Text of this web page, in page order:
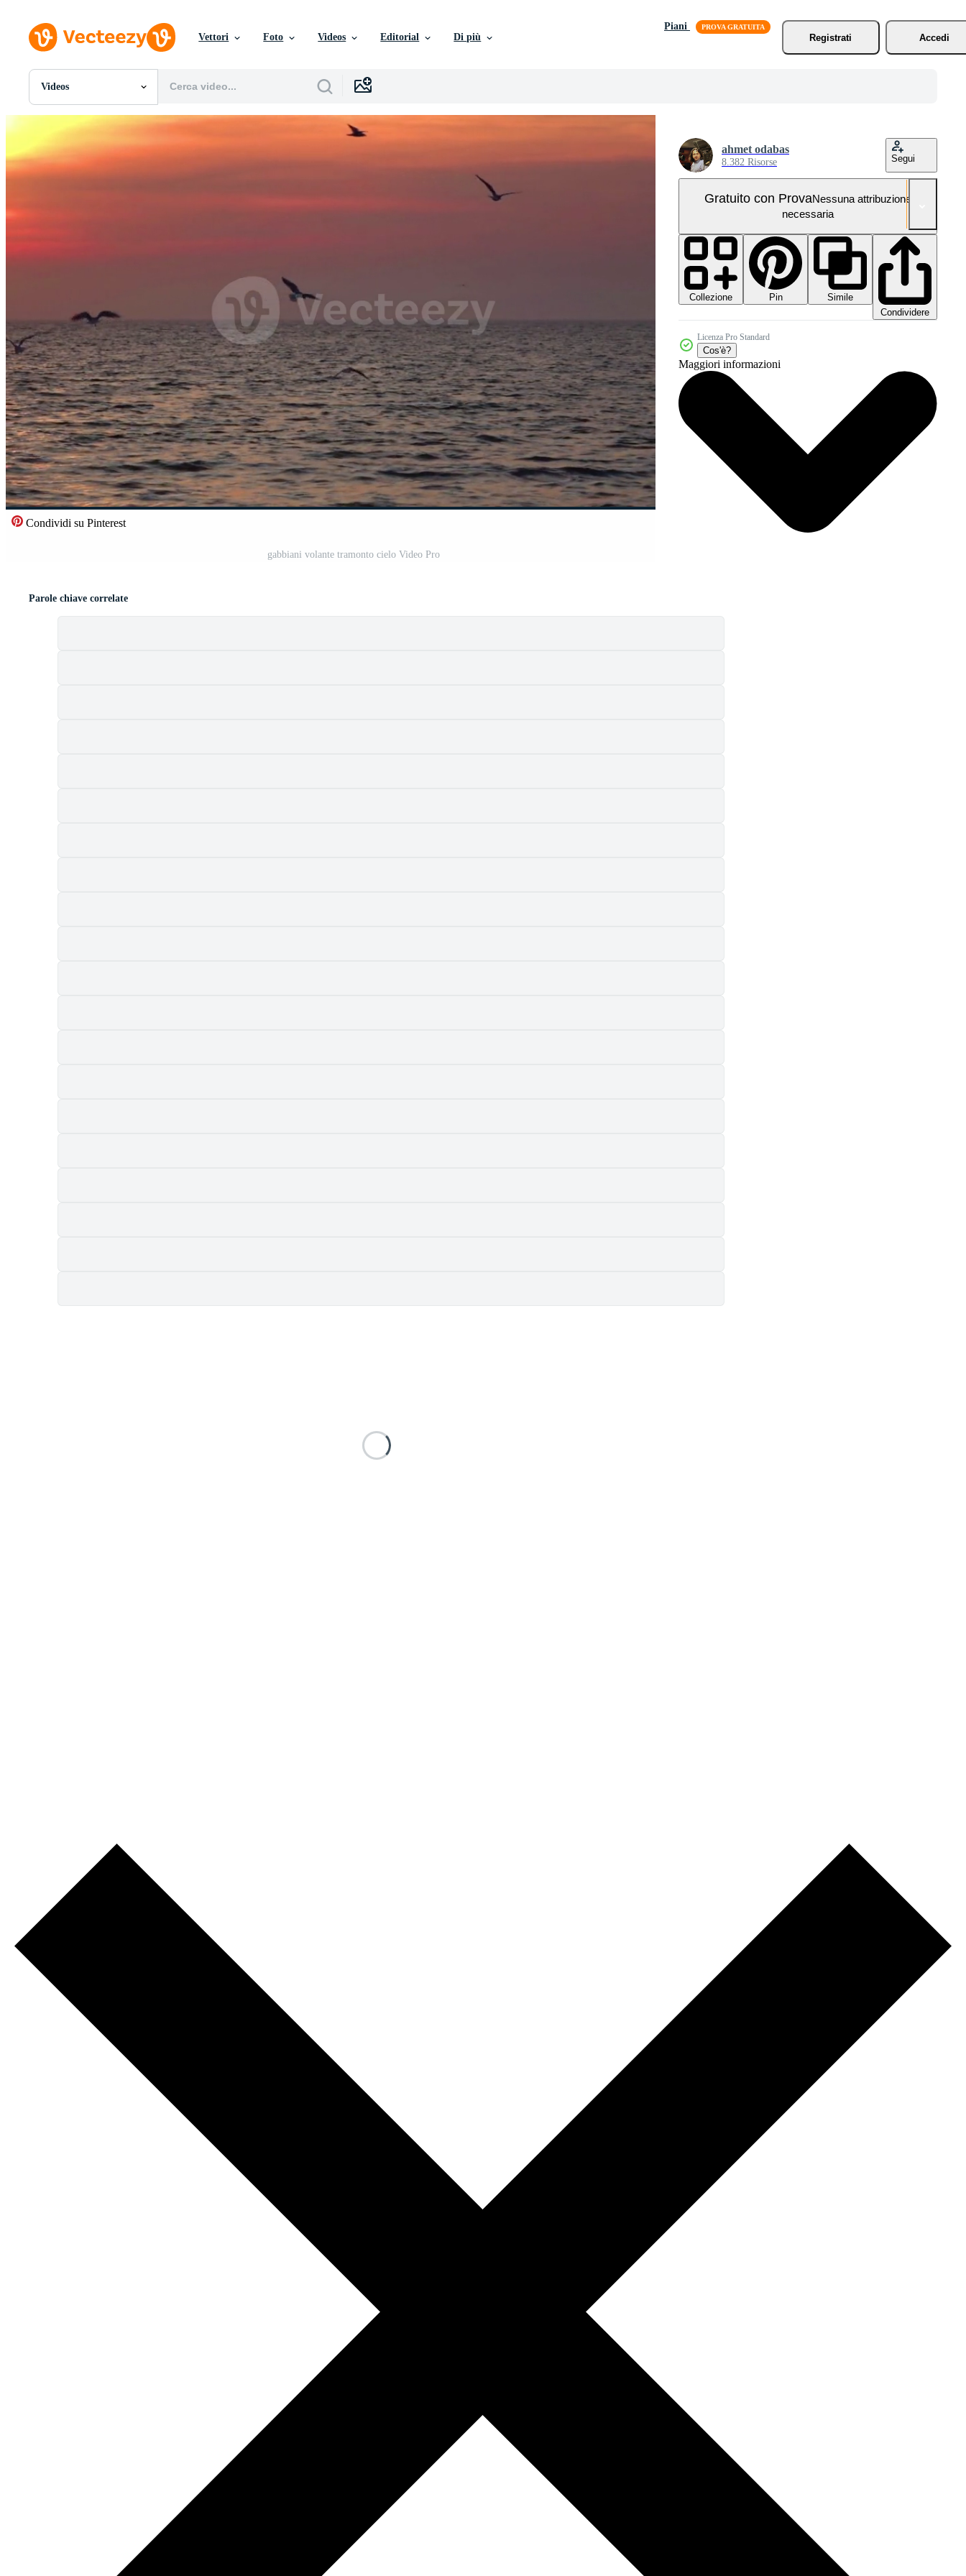
Vettori Foto Videos Editorial Di più
Piani
Registrati
Accedi
Videos
Tutte Immagini
PSDs
SVGs
Condividi su Pinterest
gabbiani volante tramonto cielo Video Pro
ahmet odabas
8.382 Risorse Segui
Gratuito con ProvaNessuna attribuzione
necessaria
Collezione Pin
Simile
Condividere
Licenza Pro Standard
Cos'è?
Maggiori informazioni
Parole chiave correlate